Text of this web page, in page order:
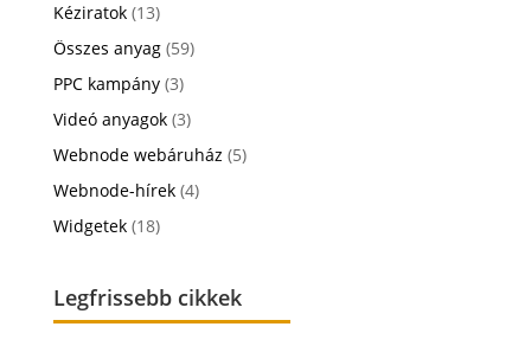
Kéziratok(13)
Összes anyag(59)
PPC kampány(3)
Videó anyagok(3)
Webnode webáruház (5)
Webnode-hírek(4)
Widgetek(18)
Legfrissebb cikkek